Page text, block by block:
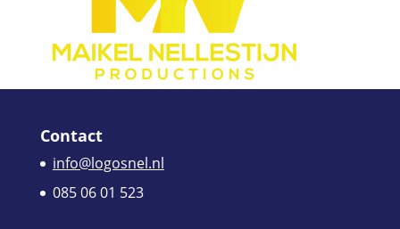
Contact
info@logosnel.nl
085 06 01 523